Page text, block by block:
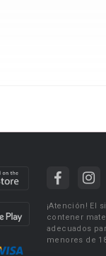
¡Atención! El
contener
adecuados
menores de